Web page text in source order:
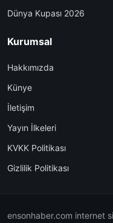
Dünya Kupası 2026
Kurumsal
Hakkımızda
Künye
İletişim
Yayın İlkeleri
KVKK Politikası
Gizlilik Politikası
ensonhaber.com internet